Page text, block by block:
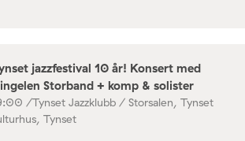
jazzfestival 10 år! Konsert med
Storband + komp & solister
/Tynset Jazzklubb / Storsalen, Tynset
Tynset